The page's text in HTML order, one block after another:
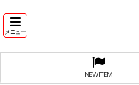
メニュー
NEW ITEM